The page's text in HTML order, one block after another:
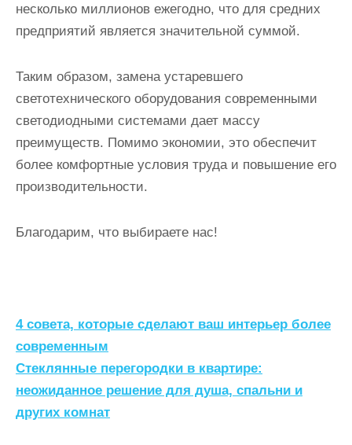
несколько миллионов ежегодно, что для средних
предприятий является значительной суммой.
Таким образом, замена устаревшего
светотехнического оборудования современными
светодиодными системами дает массу
преимуществ. Помимо экономии, это обеспечит
более комфортные условия труда и повышение его
производительности.
Благодарим, что выбираете нас!
Н
а
в
и
г
4 совета, которые сделают ваш интерьер более
современным
Стеклянные перегородки в квартире:
неожиданное решение для душа, спальни и
других комнат